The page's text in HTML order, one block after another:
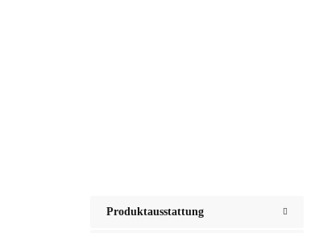
Produktausstattung